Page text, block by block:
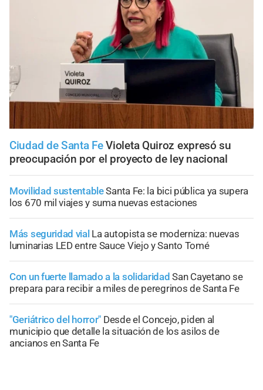
Ciudad de Santa Fe Violeta Quiroz expresó su
preocupación por el proyecto de ley nacional
Movilidad sustentableSanta Fe: la bici pública ya supera
los 670 mil viajes y suma nuevas estaciones
Más seguridad vial La autopista se moderniza: nuevas
luminarias LED entre Sauce Viejo y Santo Tomé
Con un fuerte llamado a la solidaridad San Cayetano se
prepara para recibir a miles de peregrinos de Santa Fe
"Geriátrico del horror" Desde el Concejo, piden al
municipio que detalle la situación de los asilos de
ancianos en Santa Fe